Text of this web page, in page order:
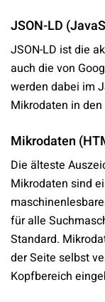
JSON-LD
JSON-LD ist die
auch die von
werden dabei im
Mikrodaten in
Mikrodaten
Die älteste
Mikrodaten sind
für alle
Standard.
der Seite selbst
Kopfbereich